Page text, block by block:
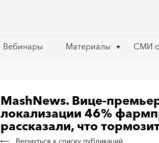
Вебинары Материалы СМИ
Вебинары Материалы СМИ
MashNews. Вице-
локализации 46%
рассказали, что
Вернуться к списку публикаций